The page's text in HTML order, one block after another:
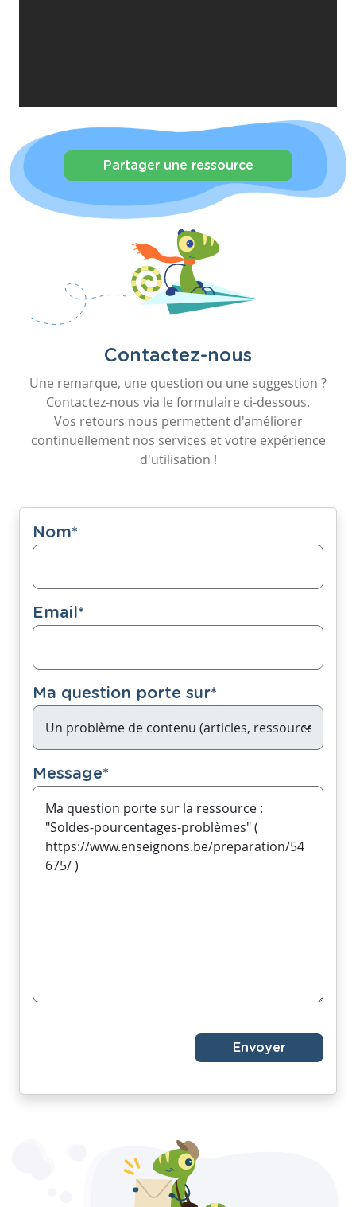
Partager une ressource
Contactez-nous
Une remarque, une question ou une suggestion ?
Contactez-nous via le formulaire ci-dessous.
Vos retours nous permettent d'améliorer
continuellement nos services et votre expérience
d'utilisation !
Nom*
Email*
Ma question porte sur*
Message*
Envoyer